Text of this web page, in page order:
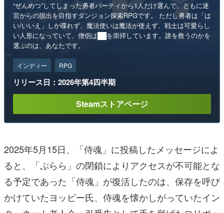
“ぜんめつ”してしまった勇者パーティから1人だけ選んで、ともに迷
宮からの脱出を目指すダンジョン探索RPGです。 ただし勇者は「は
い/いいえ」しか喋れず、魔法使いは魔法が使えず、戦士は可愛らし
い人形になっていて、僧侶は██を崇拝しています。誰を救うのかを
選ぶのは、あなたです。
インディー RPG
リリース日：2026年第4四半期
Steamストアページ
2025年5月15日、「侍魂」に投稿したメッセージによ
ると、「ぷらら」の閉鎖によりアクセスが不可能とな
る予定であった「侍魂」が復活したのは、保存を呼び
かけていたヨッピー氏、侍魂を懐かしがっていたイン